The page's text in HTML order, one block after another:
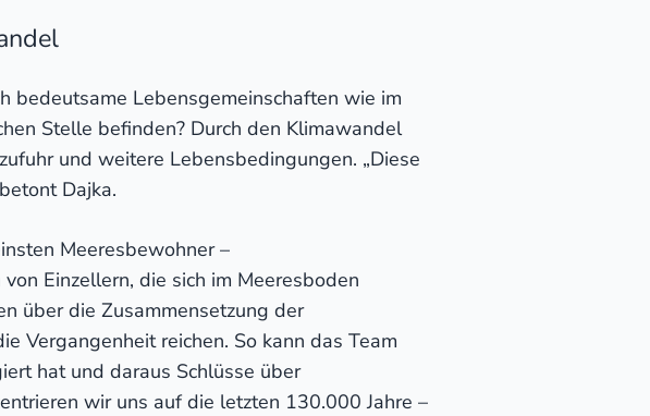
bedeutsame Lebensgemeinschaften wie im
Stelle befinden? Durch den Klimawandel
und weitere Lebensbedingungen. „Diese
Dajka.
Meeresbewohner –
Einzellern, die sich im Meeresboden
über die Zusammensetzung der
Vergangenheit reichen. So kann das Team
hat und daraus Schlüsse über
wir uns auf die letzten 130.000 Jahre –